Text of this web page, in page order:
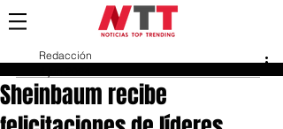
Sheinbaum recibe
Redacción